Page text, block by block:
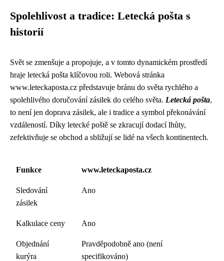
Spolehlivost a tradice: Letecká pošta s
historií
Svět se zmenšuje a propojuje, a v tomto dynamickém prostředí
hraje letecká pošta klíčovou roli. Webová stránka
www.leteckaposta.cz představuje bránu do světa rychlého a
spolehlivého doručování zásilek do celého světa. Letecká pošta,
to není jen doprava zásilek, ale i tradice a symbol překonávání
vzdáleností. Díky letecké poště se zkracují dodací lhůty,
zefektivňuje se obchod a sbližují se lidé na všech kontinentech.
Funkce www.leteckaposta.cz
Sledování
zásilek
Ano
Kalkulace ceny Ano
Objednání
kurýra
Pravděpodobně ano (není
specifikováno)